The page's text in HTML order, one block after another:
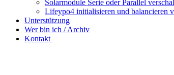
Solarmodule Serie oder Parallel
Lifeypo4 initialisieren und balancieren
Unterstützung
Wer bin ich / Archiv
Kontakt